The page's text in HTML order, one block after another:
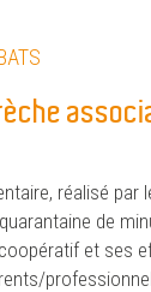
réalisé par
quarantaine de
et ses